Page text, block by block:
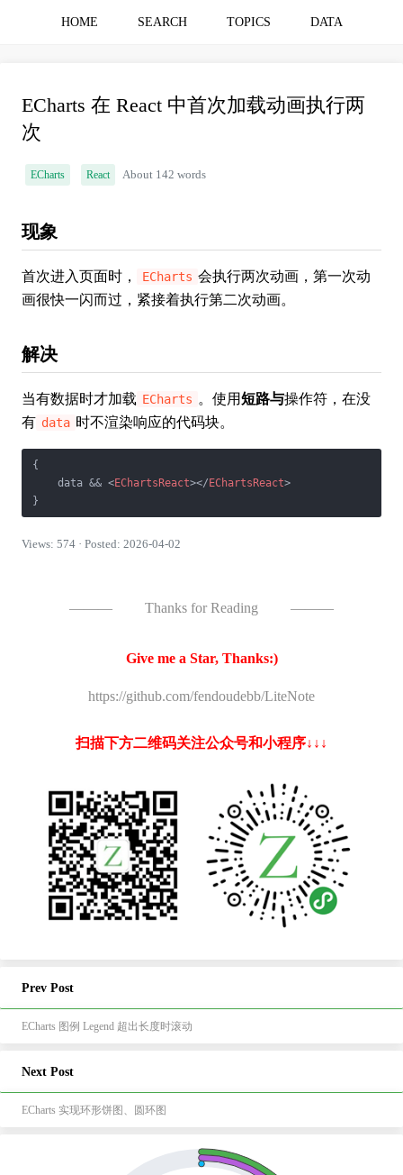
HOME SEARCH TOPICS DATA
ECharts 在 React 中首次加载动画执行两
次
ECharts React About 142 words
现象
首次进入页面时， ECharts 会执行两次动画，第一次动
画很快一闪而过，紧接着执行第二次动画。
解决
当有数据时才加载 ECharts 。使用短路与操作符，在没
有 data 时不渲染响应的代码块。
{
    data &&
<EChartsReact></ EChartsReact>
Views: 574 · Posted: 2026-04-02
——— Thanks for Reading ———
Give me a Star, Thanks:)
https://github.com/fendoudebb/LiteNote
扫描下方二维码关注公众号和小程序↓↓↓
Prev Post
ECharts 图例 Legend 超出长度时滚动
Next Post
ECharts 实现环形饼图、圆环图